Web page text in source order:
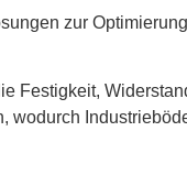
zur
Festigkeit,
, wodurch